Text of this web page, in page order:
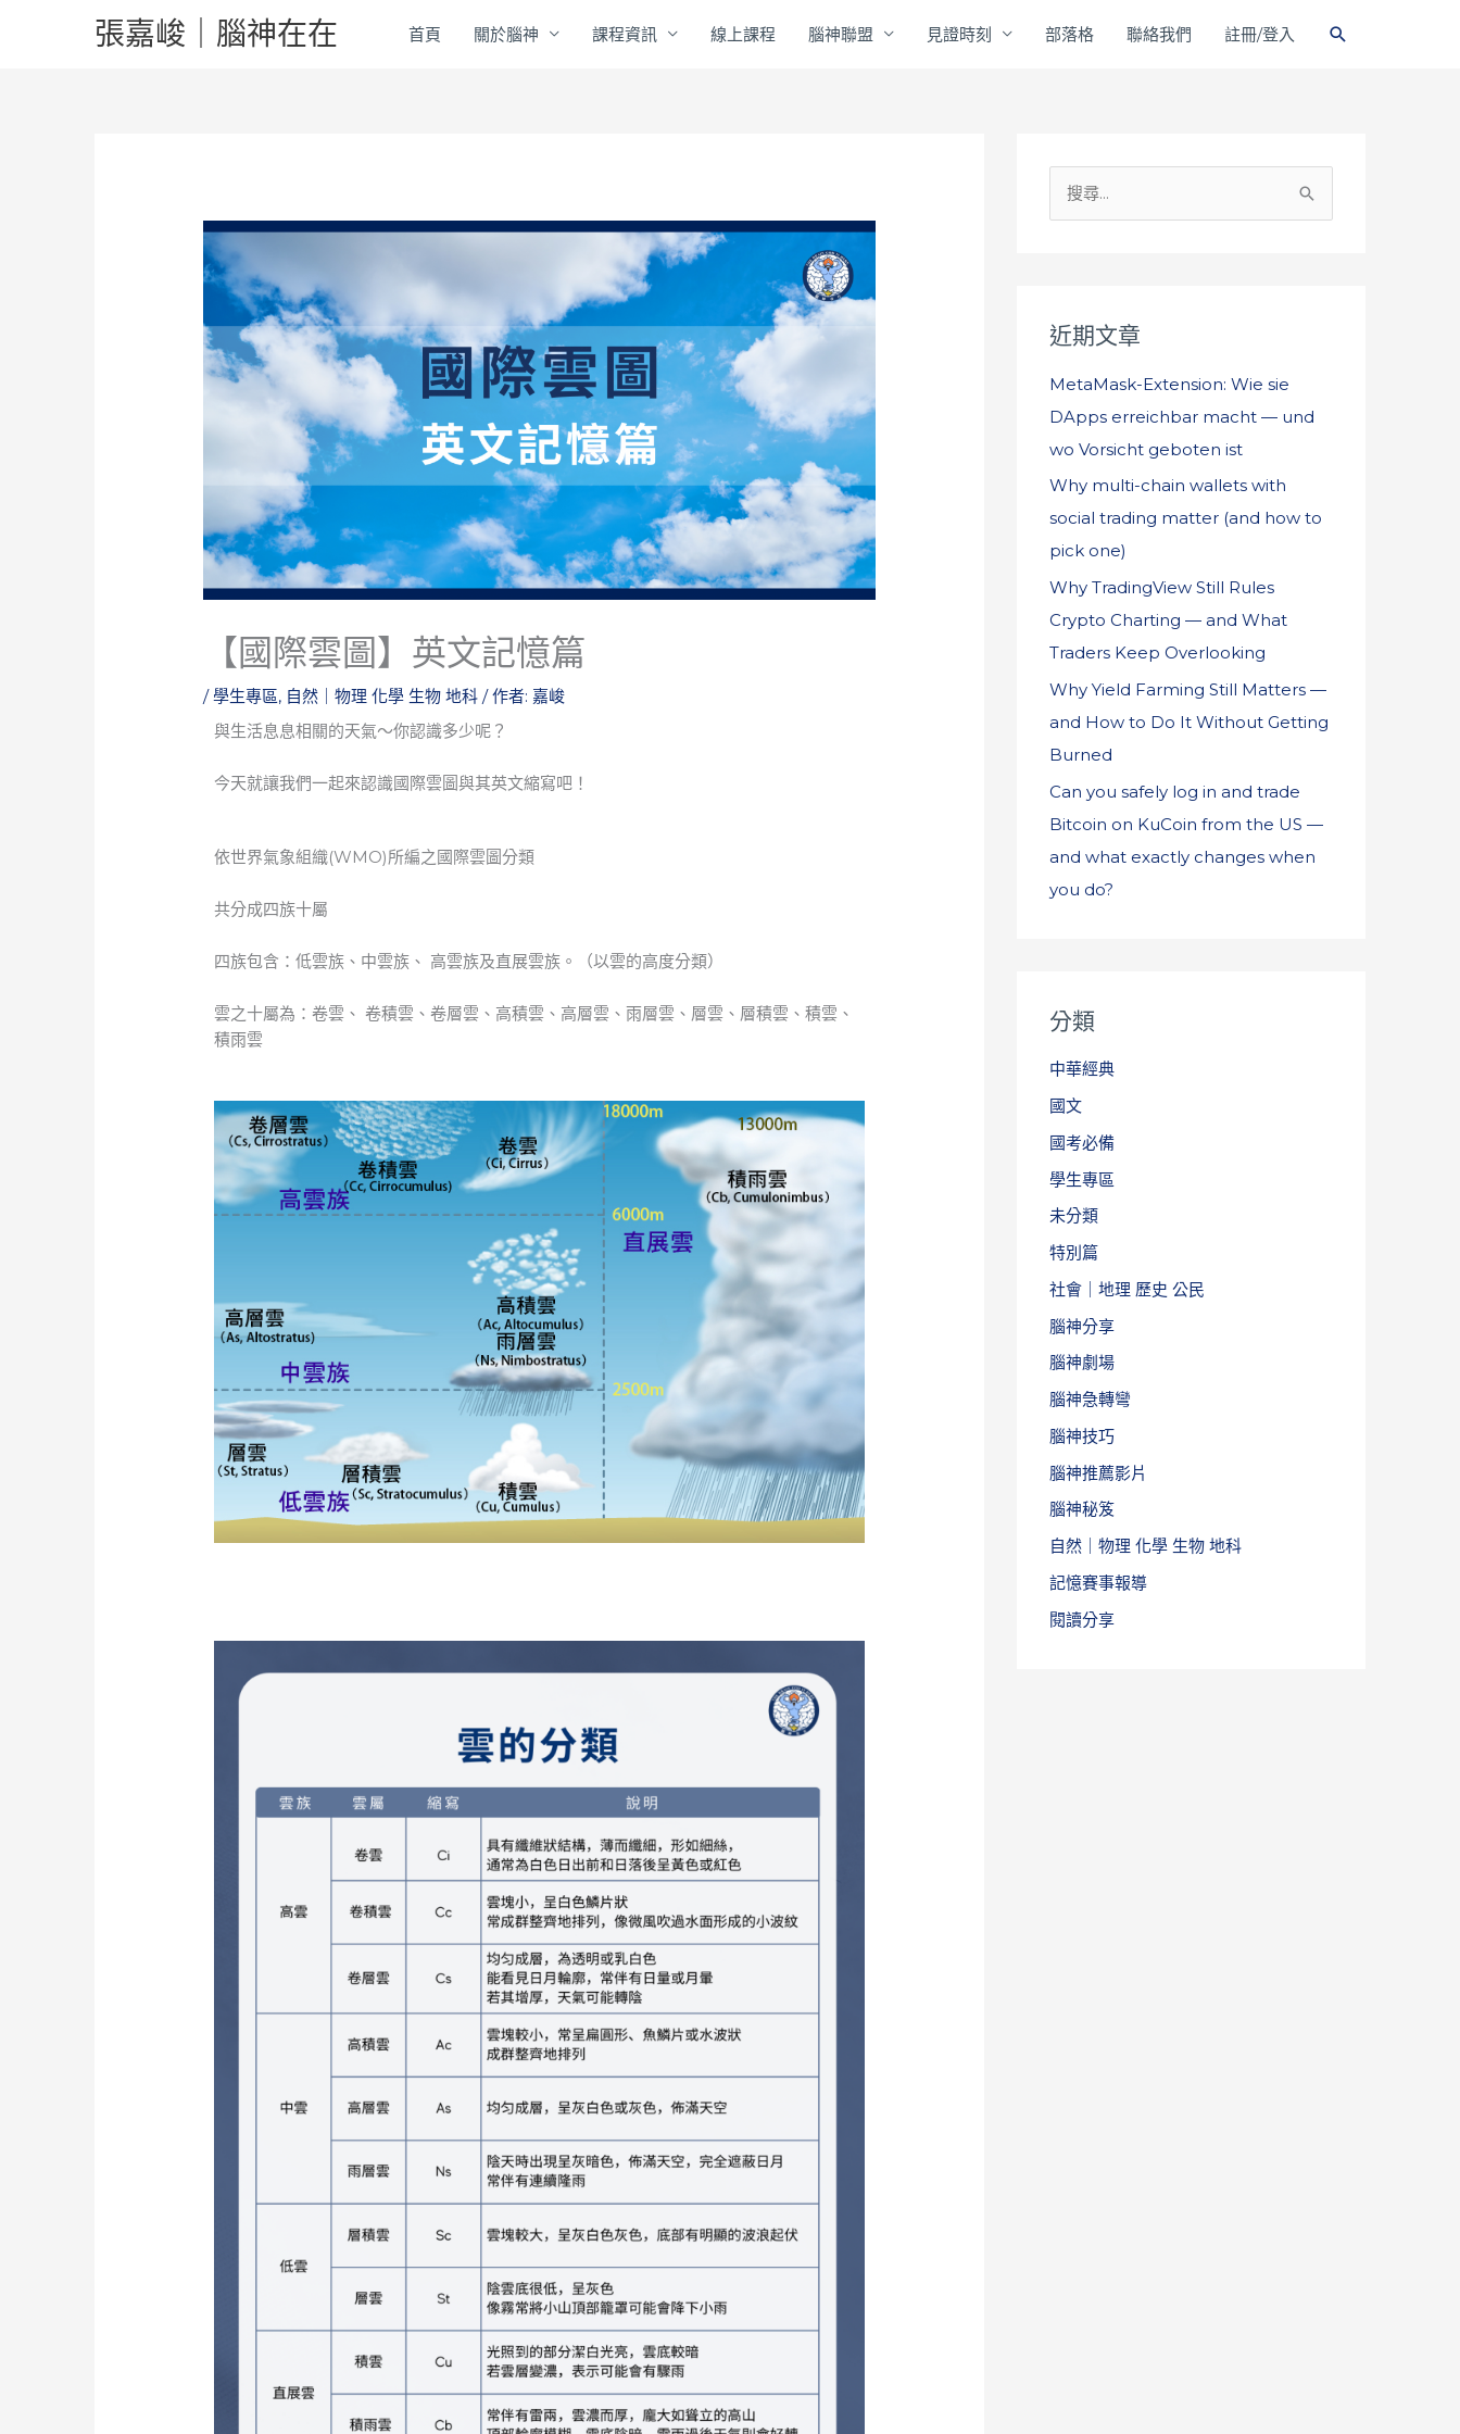
張嘉峻｜腦神在在 首頁 關於腦神 課程資訊 線上課程 腦神聯盟 見證時刻 部落格 聯絡我們 註冊/登入 搜
【國際雲圖】英文記憶篇
/學生專區, 自然｜物理 化學 生物 地科 / 作者: 嘉峻
與生活息息相關的天氣～你認識多少呢？
今天就讓我們一起來認識國際雲圖與其英文縮寫吧！
依世界氣象組織(WMO)所編之國際雲圖分類
共分成四族十屬
四族包含：低雲族、中雲族、 高雲族及直展雲族。（以雲的高度分類）
雲之十屬為：卷雲、 卷積雲、卷層雲、高積雲、高層雲、雨層雲、層雲、層積雲、積雲、
積雨雲
字
近期文章
MetaMask-Extension: Wie sie
DApps erreichbar macht — und
wo Vorsicht geboten ist
Why multi-chain wallets with
social trading matter (and how to
pick one)
Why TradingView Still Rules
Crypto Charting — and What
Traders Keep Overlooking
Why Yield Farming Still Matters —
and How to Do It Without Getting
Burned
Can you safely log in and trade
Bitcoin on KuCoin from the US —
and what exactly changes when
you do?
分類
中華經典
國文
國考必備
學生專區
未分類
特別篇
社會｜地理 歷史 公民
腦神分享
腦神劇場
腦神急轉彎
腦神技巧
腦神推薦影片
腦神秘笈
自然｜物理 化學 生物 地科
記憶賽事報導
閱讀分享